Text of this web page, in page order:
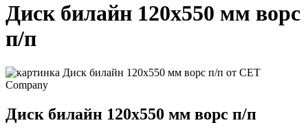
Диск билайн 120x550 мм ворс
п/п
Диск билайн 120x550 мм ворс п/п